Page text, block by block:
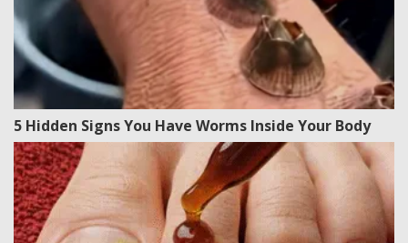
5 Hidden Signs You Have Worms Inside Your Body